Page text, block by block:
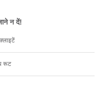
न दें!
रूट